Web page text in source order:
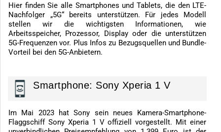
Hier finden Sie alle Smartphones und Tablets, die den LTE-
Nachfolger „5G“ bereits unterstützen. Für jedes Modell
stellen wir die wichtigsten Informationen, wie
Arbeitsspeicher, Prozessor, Display oder die unterstützen
5G-Frequenzen vor. Plus Infos zu Bezugsquellen und Bundle-
Vorteil bei den 5G-Anbietern.
Smartphone: Sony Xperia 1 V
Im Mai 2023 hat Sony sein neues Kamera-Smartphone-
Flaggschiff Sony Xperia 1 V offiziell vorgestellt. Mit einer